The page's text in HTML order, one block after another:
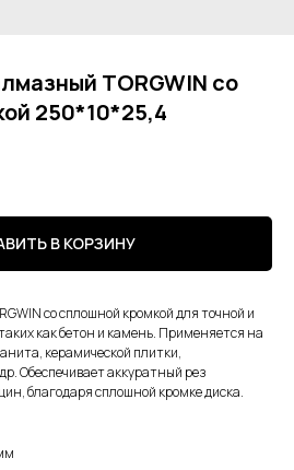
TORGWIN со
250*10*25,4
В КОРЗИНУ
со сплошной кромкой для точной и
как бетон и камень. Применяется на
керамической плитки,
Обеспечивает аккуратный рез
благодаря сплошной кромке диска.